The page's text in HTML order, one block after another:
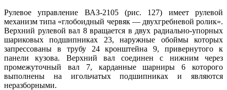
Рулевое управление ВАЗ-2105 (рис. 127) имеет рулевой
механизм типа «глобоидный червяк — двухгребневой ролик».
Верхний рулевой вал 8 вращается в двух радиально-упорных
шариковых подшипниках 23, наружные обоймы которых
запрессованы в трубу 24 кронштейна 9, привернутого к
панели кузова. Верхний вал соединен с нижним через
промежуточный вал 7, карданные шарниры 6 которого
выполнены на игольчатых подшипниках и являются
неразборными.